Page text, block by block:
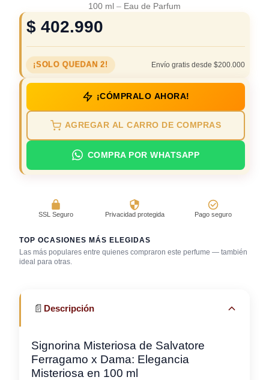
100 ml – Eau de Parfum
$ 402.990
¡SOLO QUEDAN 2! Envío gratis desde $200.000
¡CÓMPRALO AHORA!
AGREGAR AL CARRO DE COMPRAS
COMPRA POR WHATSAPP
SSL Seguro Privacidad protegida Pago seguro
TOP OCASIONES MÁS ELEGIDAS
Las más populares entre quienes compraron este perfume — también
ideal para otras.
Bar / cocteles
📄 Descripción
Signorina Misteriosa de Salvatore
Ferragamo x Dama: Elegancia
Misteriosa en 100 ml